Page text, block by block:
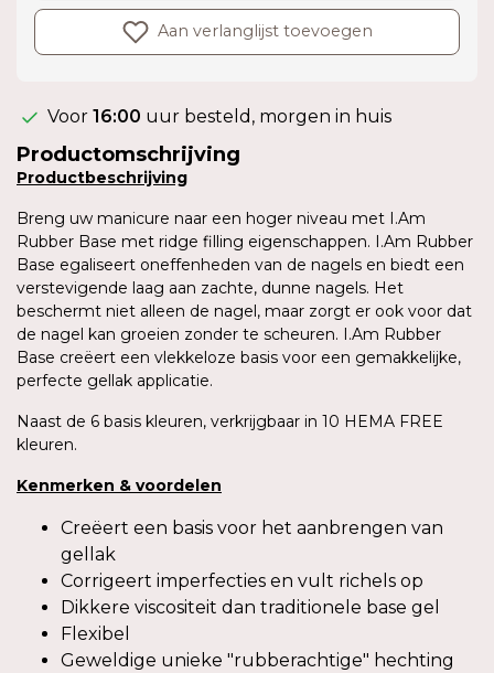
Aan verlanglijst toevoegen
Voor 16:00 uur besteld, morgen in huis
Productomschrijving
Productbeschrijving
Breng uw manicure naar een hoger niveau met I.Am
Rubber Base met ridge filling eigenschappen. I.Am Rubber
Base egaliseert oneffenheden van de nagels en biedt een
verstevigende laag aan zachte, dunne nagels. Het
beschermt niet alleen de nagel, maar zorgt er ook voor dat
de nagel kan groeien zonder te scheuren. I.Am Rubber
Base creëert een vlekkeloze basis voor een gemakkelijke,
perfecte gellak applicatie.
Naast de 6 basis kleuren, verkrijgbaar in 10 HEMA FREE
kleuren.
Kenmerken & voordelen
Creëert een basis voor het aanbrengen van
gellak
Corrigeert imperfecties en vult richels op
Dikkere viscositeit dan traditionele base gel
Flexibel
Geweldige unieke "rubberachtige" hechting